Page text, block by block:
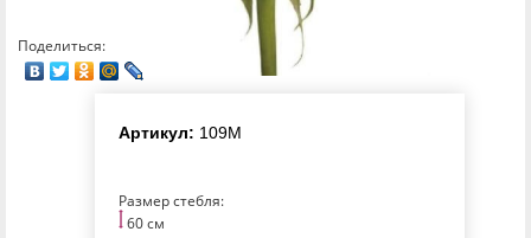
Поделиться:
Артикул: 109M
Размер стебля:
60 см